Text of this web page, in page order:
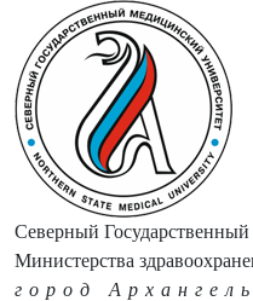
Северный
Министерства
город